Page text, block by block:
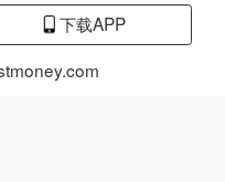
下载APP